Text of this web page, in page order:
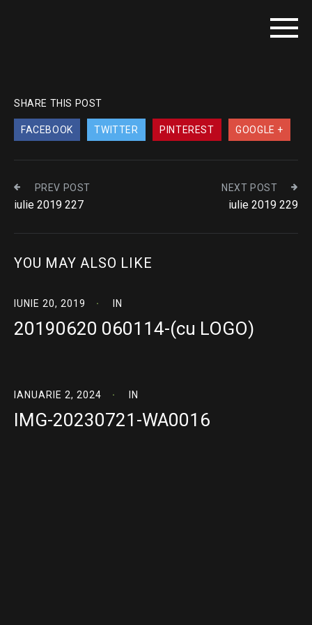
SHARE THIS POST
FACEBOOK TWITTER PINTEREST GOOGLE +
PREV POST
iulie 2019 227
NEXT POST
iulie 2019 229
YOU MAY ALSO LIKE
IUNIE 20, 2019 IN
20190620 060114-(cu LOGO)
IANUARIE 2, 2024 IN
IMG-20230721-WA0016